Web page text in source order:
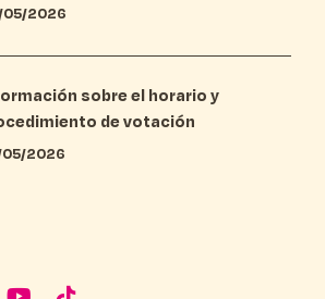
2026
sobre el horario y
de votación
2026